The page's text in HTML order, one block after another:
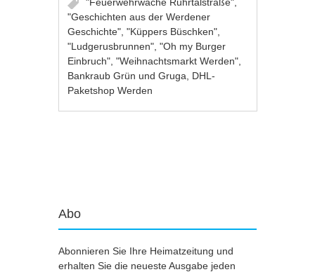
"Geschichten aus der Werdener
Geschichte" ,"Küppers Büschken"
"Ludgerusbrunnen" ,"Oh my Burger
Einbruch" ,"Weihnachtsmarkt Werden"
Bankraub Grün und Gruga
DHL-
Paketshop Werden
Abo
Abonnieren Sie Ihre Heimatzeitung und
erhalten Sie die neueste Ausgabe jeden